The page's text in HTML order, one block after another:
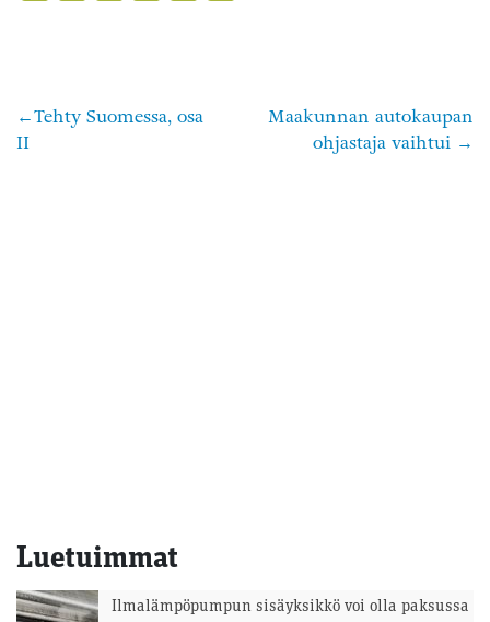
Artikkelien
Tehty Suomessa, osa
II
Maakunnan autokaupan
ohjastaja vaihtui
Luetuimmat
Ilmalämpöpumpun sisäyksikkö voi olla paksussa